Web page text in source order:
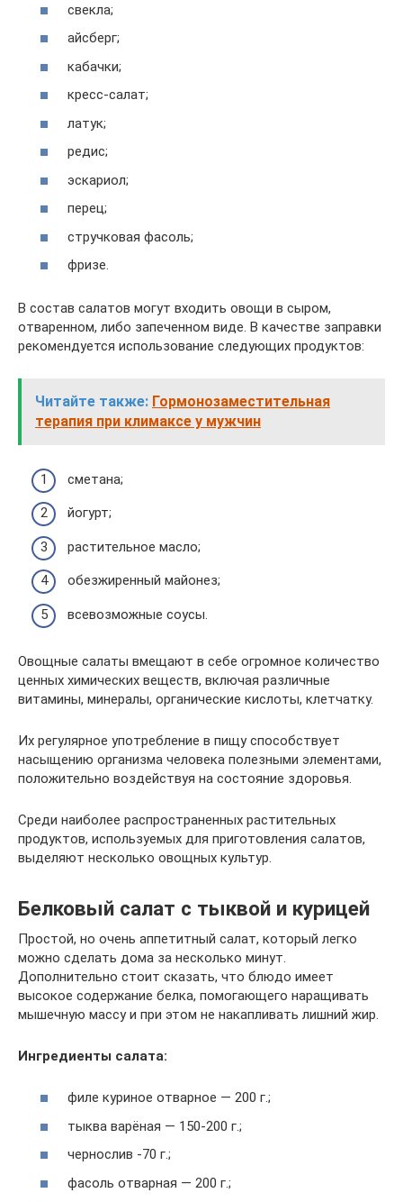
свекла;
айсберг;
кабачки;
кресс-салат;
латук;
редис;
эскариол;
перец;
стручковая фасоль;
фризе.
В состав салатов могут входить овощи в сыром,
отваренном, либо запеченном виде. В качестве заправки
рекомендуется использование следующих продуктов:
Читайте также: Гормонозаместительная
терапия при климаксе у мужчин
сметана;
йогурт;
растительное масло;
обезжиренный майонез;
всевозможные соусы.
Овощные салаты вмещают в себе огромное количество
ценных химических веществ, включая различные
витамины, минералы, органические кислоты, клетчатку.
Их регулярное употребление в пищу способствует
насыщению организма человека полезными элементами,
положительно воздействуя на состояние здоровья.
Среди наиболее распространенных растительных
продуктов, используемых для приготовления салатов,
выделяют несколько овощных культур.
Белковый салат с тыквой и курицей
Простой, но очень аппетитный салат, который легко
можно сделать дома за несколько минут.
Дополнительно стоит сказать, что блюдо имеет
высокое содержание белка, помогающего наращивать
мышечную массу и при этом не накапливать лишний жир.
Ингредиенты салата:
филе куриное отварное — 200 г.;
тыква варёная — 150-200 г.;
чернослив -70 г.;
фасоль отварная — 200 г.;